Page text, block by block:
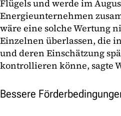
Flügels und werde im
Energieunternehmen
wäre eine solche Wertung
Einzelnen überlassen, die
und deren Einschätzung
kontrollieren könne, sagte
Bessere